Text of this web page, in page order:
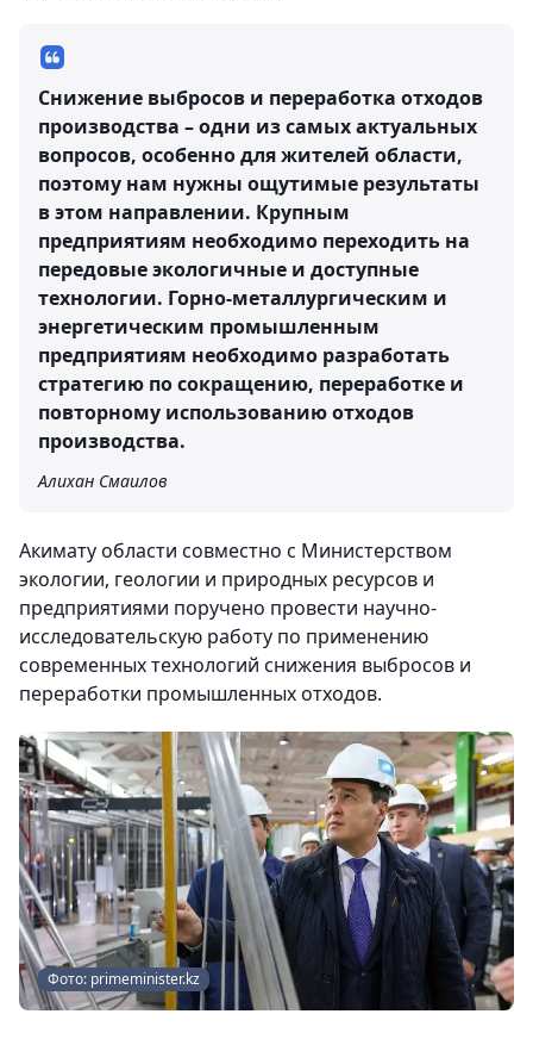
Снижение выбросов и переработка отходов
производства – одни из самых актуальных
вопросов, особенно для жителей области,
поэтому нам нужны ощутимые результаты
в этом направлении. Крупным
предприятиям необходимо переходить на
передовые экологичные и доступные
технологии. Горно-металлургическим и
энергетическим промышленным
предприятиям необходимо разработать
стратегию по сокращению, переработке и
повторному использованию отходов
производства.
Алихан Смаилов
Акимату области совместно с Министерством
экологии, геологии и природных ресурсов и
предприятиями поручено провести научно-
исследовательскую работу по применению
современных технологий снижения выбросов и
переработки промышленных отходов.
Фото: primeminister.kz